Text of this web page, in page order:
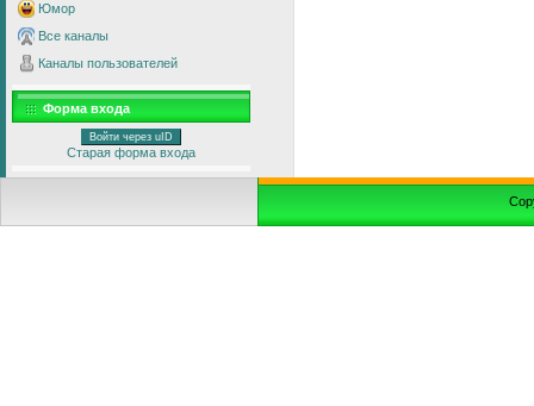
Юмор
Все каналы
Каналы пользователей
Форма входа
Войти через uID
Старая форма входа